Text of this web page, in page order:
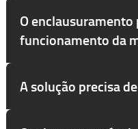
O enclausuramento
funcionamento da
A solução precisa